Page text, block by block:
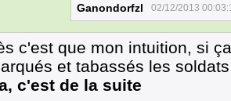
Ganondorfzl 02/12/2013
c'est que mon intuition, si
et tabassés les
c'est de la suite